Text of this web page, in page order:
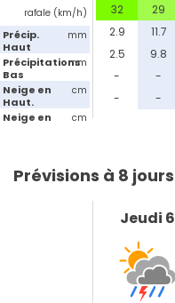
rafale (km/h)
Précip.
Haut
mm
Précipitations
Bas
mm
Neige en
Haut.
cm
Neige en
cm
32
2.9
2.5
-
-
29
11.7
9.8
-
-
Prévisions à 8 jours
Jeudi 6